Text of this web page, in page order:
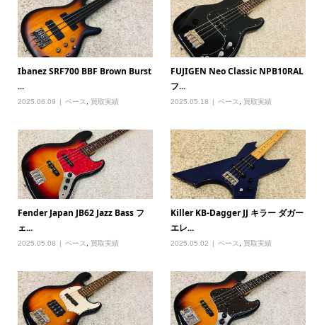
Ibanez SRF700 BBF Brown Burst
...
2025.06.09 ベース, 買取実績
FUJIGEN Neo Classic NPB10RAL
フ...
2025.05.18 ベース, 買取実績
Fender Japan JB62 Jazz Bass フ
ェ...
2025.05.08 ベース, 買取実績
Killer KB-Dagger JJ キラー ダガー
エレ...
2025.05.02 ベース, 買取実績